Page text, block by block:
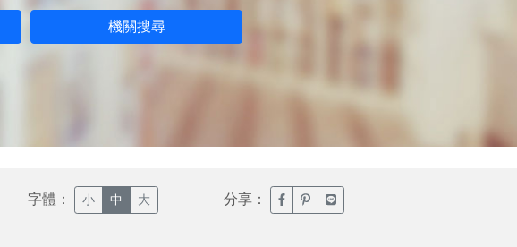
機關搜尋
字體： 小 中 大 分享： 臉書分享(另開新視窗)
噗浪分享(另開新視窗)
Line分享(另開新視窗)